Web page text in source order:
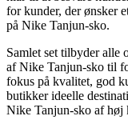
for kunder, der ønsker
på Nike Tanjun-sko.
Samlet set tilbyder alle
af Nike Tanjun-sko til
fokus på kvalitet, god
butikker ideelle
Nike Tanjun-sko af høj